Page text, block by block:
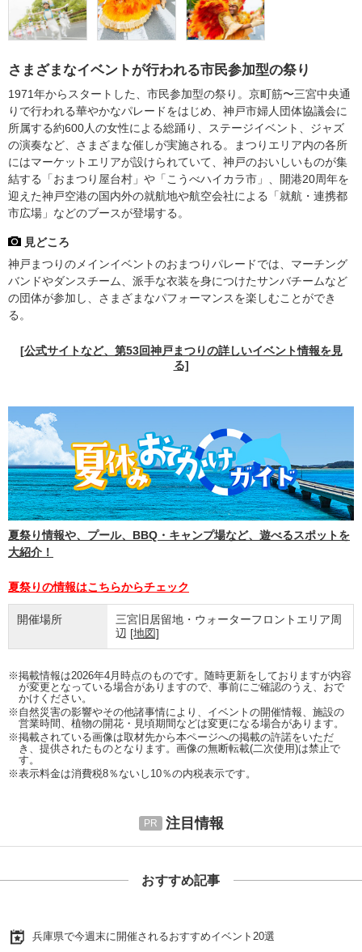
さまざまなイベントが行われる市民参加型の祭り
1971年からスタートした、市民参加型の祭り。京町筋〜三宮中央通
りで行われる華やかなパレードをはじめ、神戸市婦人団体協議会に
所属する約600人の女性による総踊り、ステージイベント、ジャズ
の演奏など、さまざまな催しが実施される。まつりエリア内の各所
にはマーケットエリアが設けられていて、神戸のおいしいものが集
結する「おまつり屋台村」や「こうべハイカラ市」、開港20周年を
迎えた神戸空港の国内外の就航地や航空会社による「就航・連携都
市広場」などのブースが登場する。
見どころ
神戸まつりのメインイベントのおまつりパレードでは、マーチング
バンドやダンスチーム、派手な衣装を身につけたサンバチームなど
の団体が参加し、さまざまなパフォーマンスを楽しむことができ
る。
[公式サイトなど、第53回神戸まつりの詳しいイベント情報を見
る]
夏祭り情報や、プール、BBQ・キャンプ場など、遊べるスポットを
大紹介！
夏祭りの情報はこちらからチェック
開催場所
三宮旧居留地・ウォーターフロントエリア周
辺 [地図]
※掲載情報は2026年4月時点のものです。随時更新をしておりますが内容
が変更となっている場合がありますので、事前にご確認のうえ、おで
かけください。
※自然災害の影響やその他諸事情により、イベントの開催情報、施設の
営業時間、植物の開花・見頃期間などは変更になる場合があります。
※掲載されている画像は取材先から本ページへの掲載の許諾をいただ
き、提供されたものとなります。画像の無断転載(二次使用)は禁止で
す。
※表示料金は消費税8％ないし10％の内税表示です。
注目情報
おすすめ記事
兵庫県で今週末に開催されるおすすめイベント20選